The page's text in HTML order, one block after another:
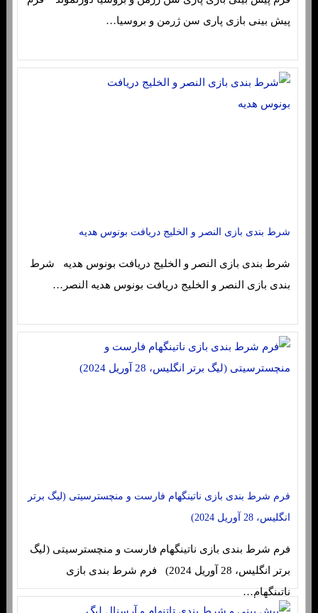
پیش بینی بازی پاری سن ژرمن و بروسیا…
شرط بندی بازی النصر و الخلیج دریافت بونوس هدیه
شرط بندی بازی النصر و الخلیج دریافت بونوس هدیه شرط
بندی بازی النصر و الخلیج دریافت بونوس هدیه النصر…
فرم شرط بندی بازی ناتینگهام فارست و منچسترسیتی (لیگ برتر
انگلیس، 28 آوریل 2024)
فرم شرط بندی بازی ناتینگهام فارست و منچسترسیتی (لیگ
برتر انگلیس، 28 آوریل 2024) فرم شرط بندی بازی
ناتینگهام…